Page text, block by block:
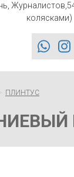
колясками)
whatsapp
ПЛИНТУС